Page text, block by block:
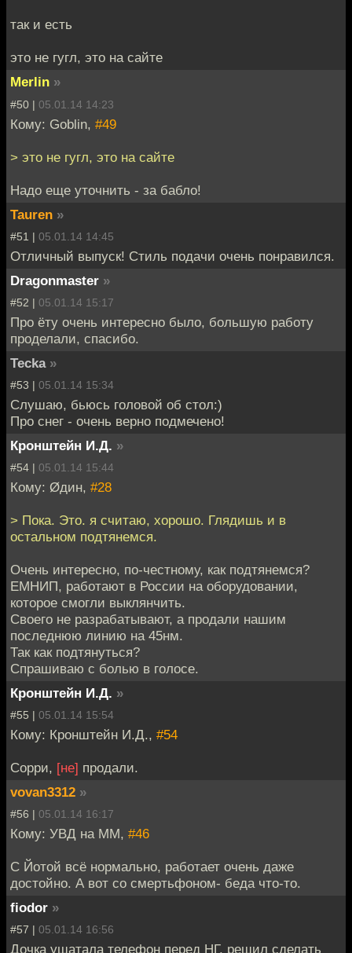
так и есть
это не гугл, это на сайте
Merlin »
#50 | 05.01.14 14:23
Кому: Goblin, #49
> это не гугл, это на сайте
Надо еще уточнить - за бабло!
Tauren »
#51 | 05.01.14 14:45
Отличный выпуск! Стиль подачи очень понравился.
Dragonmaster »
#52 | 05.01.14 15:17
Про ёту очень интересно было, большую работу
проделали, спасибо.
Tecka »
#53 | 05.01.14 15:34
Слушаю, бьюсь головой об стол:)
Про снег - очень верно подмечено!
Кронштейн И.Д. »
#54 | 05.01.14 15:44
Кому: Øдин, #28
> Пока. Это. я считаю, хорошо. Глядишь и в
остальном подтянемся.
Очень интересно, по-честному, как подтянемся?
ЕМНИП, работают в России на оборудовании,
которое смогли выклянчить.
Своего не разрабатывают, а продали нашим
последнюю линию на 45нм.
Так как подтянуться?
Спрашиваю с болью в голосе.
Кронштейн И.Д. »
#55 | 05.01.14 15:54
Кому: Кронштейн И.Д., #54
Сорри, [не] продали.
vovan3312 »
#56 | 05.01.14 16:17
Кому: УВД на ММ, #46
С Йотой всё нормально, работает очень даже
достойно. А вот со смертьфоном- беда что-то.
fiodor »
#57 | 05.01.14 16:56
Дочка ушатала телефон перед НГ, решил сделать